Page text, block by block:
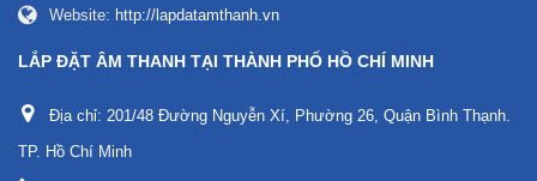
Website: http://lapdatamthanh.vn
LẮP ĐẶT ÂM THANH TẠI THÀNH PHỐ HỒ CHÍ MINH
Địa chỉ: 201/48 Đường Nguyễn Xí, Phường 26, Quận Bình Thạnh.
TP. Hồ Chí Minh